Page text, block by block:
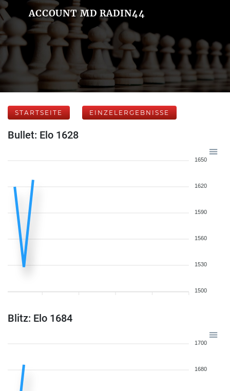
ACCOUNT MD RADIN44
STARTSEITE EINZELERGEBNISSE
Bullet: Elo 1628
1650
1620
1590
1560
1530
1500
Blitz: Elo 1684
1700
1680